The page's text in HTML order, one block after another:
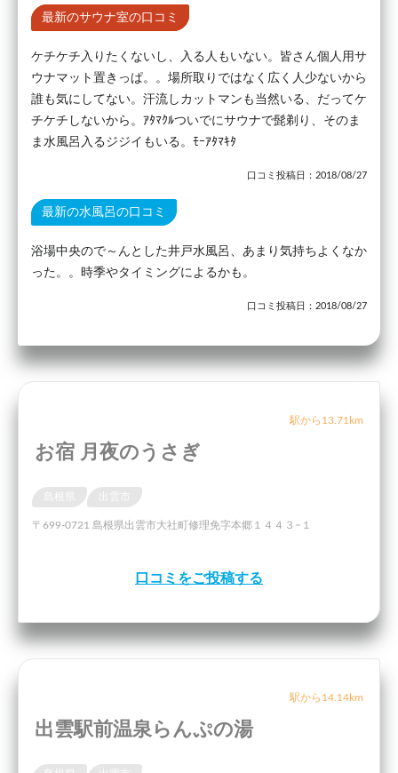
最新のサウナ室の口コミ
ケチケチ入りたくないし、入る人もいない。皆さん個人用サ
ウナマット置きっぱ。。場所取りではなく広く人少ないから
誰も気にしてない。汗流しカットマンも当然いる、だってケ
チケチしないから。ｱﾀﾏｸﾙついでにサウナで髭剃り、そのま
ま水風呂入るジジイもいる。ﾓｰｱﾀﾏｷﾀ
口コミ投稿日：2018/08/27
最新の水風呂の口コミ
浴場中央ので～んとした井戸水風呂、あまり気持ちよくなか
った。。時季やタイミングによるかも。
口コミ投稿日：2018/08/27
駅から13.71km
お宿 月夜のうさぎ
〒699-0721 島根県出雲市大社町修理免字本郷１４４３−１
口コミをご投稿する
駅から14.14km
出雲駅前温泉らんぷの湯